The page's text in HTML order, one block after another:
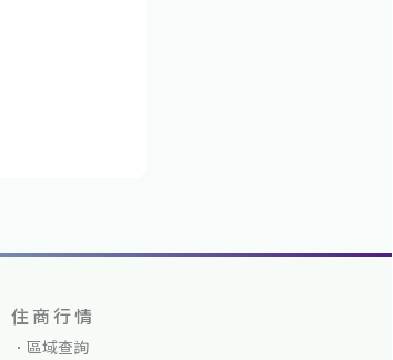
住商行情
區域查詢